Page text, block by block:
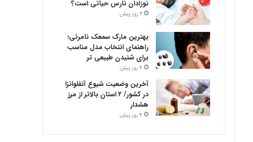
نوزادان نارس حیاتی است؟
3 روز پیش
بهترین مارک سمعک نامرئی؛
راهنمای انتخاب مدل مناسب
برای شنیدن طبیعی تر
4 روز پیش
آخرین وضعیت شیوع آنفلوانزا
در کشور/ ۲ استان بالاتر از مرز
هشدار
4 روز پیش